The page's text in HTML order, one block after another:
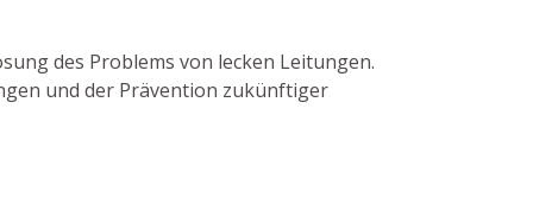
des Problems von lecken Leitungen.
und der Prävention zukünftiger